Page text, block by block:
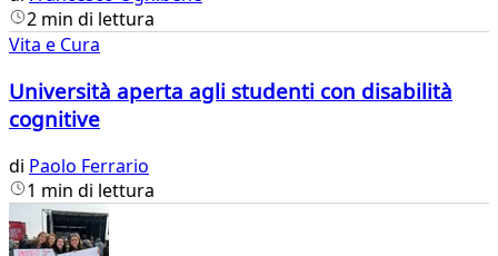
2 min di lettura
Vita e Cura
Università aperta agli studenti con disabilità
cognitive
di Paolo Ferrario
1 min di lettura